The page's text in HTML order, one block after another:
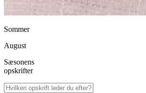
Sommer
August
Sæsonens
opskrifter